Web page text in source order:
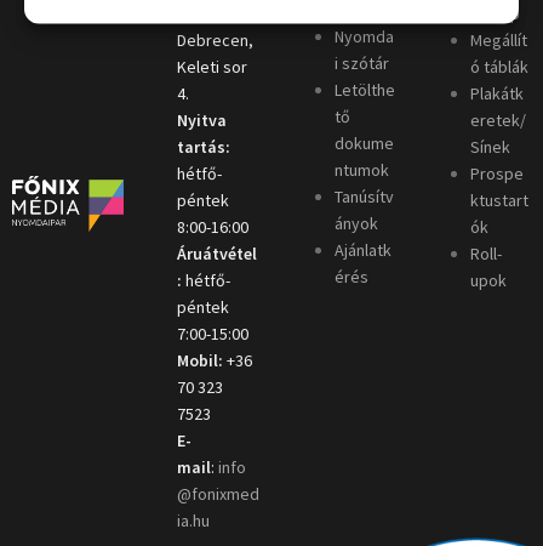
Debrecen,
Keleti sor
4.
Nyitva
tartás:
hétfő-
péntek
8:00-16:00
Áruátvétel
: hétfő-
péntek
7:00-15:00
Mobil: +36
70 323
7523
E-
mail: info
@fonixmed
ia.hu
Nyomda
i szótár
Letölthe
tő
dokume
ntumok
Tanúsítv
ányok
Ajánlatk
érés
oszlop
Megállít
ó táblák
Plakátk
eretek/
Sínek
Prospe
ktustart
ók
Roll-
upok